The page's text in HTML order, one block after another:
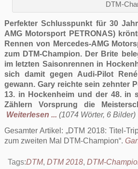
DTM-
Perfekter Schlusspunkt für 30
AMG Motorsport PETRONAS)
Rennen von Mercedes-AMG
zum DTM-Champion. Der Brite
im letzten Saisonrennen in
sich damit gegen Audi-Pilot
gewann. Gary reichte sein zehnter
13. in Hockenheim und der 48. in
Zählern Vorsprung die
Weiterlesen ... (1074 Wörter, 6 Bilder)
Gesamter Artikel:
DTM 2018: Titel-
zum zweiten Mal DTM-Champion .
Tags:DTM, DTM 2018, DTM-